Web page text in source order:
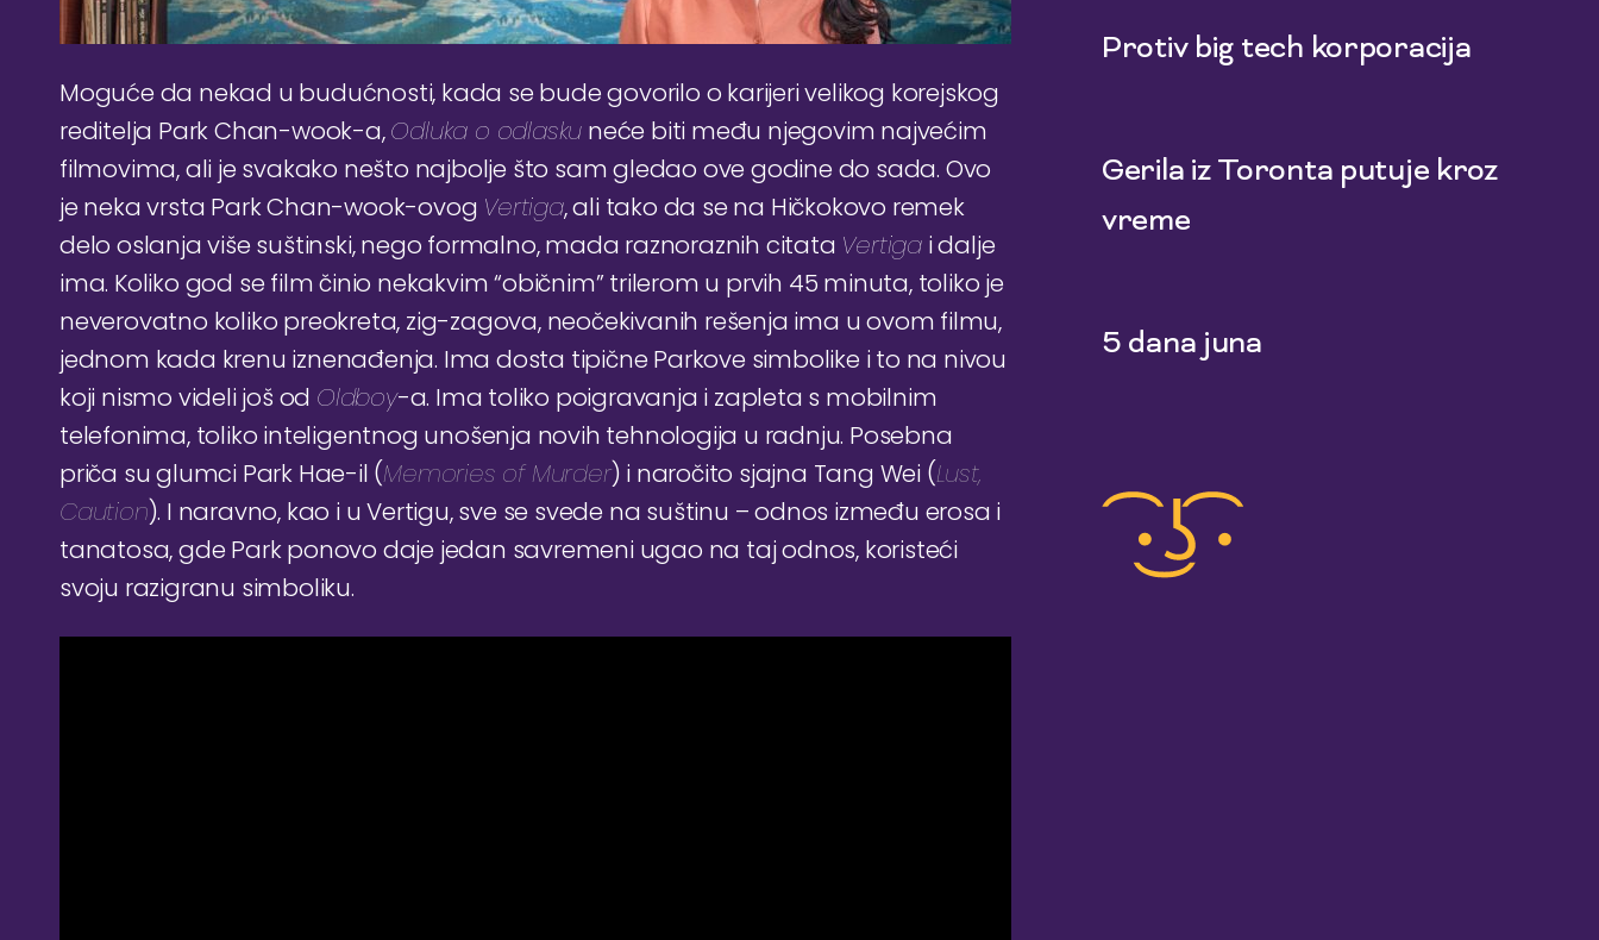
Moguće da nekad u budućnosti, kada se bude govorilo o karijeri velikog korejskog
reditelja Park Chan-wook-a,Odluka o odlasku neće biti među njegovim najvećim
filmovima, ali je svakako nešto najbolje što sam gledao ove godine do sada. Ovo
je neka vrsta Park Chan-wook-ovog Vertiga, ali tako da se na Hičkokovo remek
delo oslanja više suštinski, nego formalno, mada raznoraznih citata Vertiga i dalje
ima. Koliko god se film činio nekakvim “običnim” trilerom u prvih 45 minuta, toliko je
neverovatno koliko preokreta, zig-zagova, neočekivanih rešenja ima u ovom filmu,
jednom kada krenu iznenađenja. Ima dosta tipične Parkove simbolike i to na nivou
koji nismo videli još od Oldboy-a. Ima toliko poigravanja i zapleta s mobilnim
telefonima, toliko inteligentnog unošenja novih tehnologija u radnju. Posebna
priča su glumci Park Hae-il (Memories of Murder) i naročito sjajna Tang Wei (Lust,
Caution). I naravno, kao i u Vertigu, sve se svede na suštinu – odnos između erosa i
tanatosa, gde Park ponovo daje jedan savremeni ugao na taj odnos, koristeći
svoju razigranu simboliku.
Protiv big tech korporacija
Gerila iz Toronta putuje kroz
vreme
5 dana juna